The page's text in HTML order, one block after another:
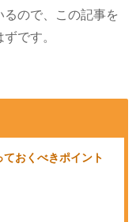
ので、この記事を
です。
おくべきポイント